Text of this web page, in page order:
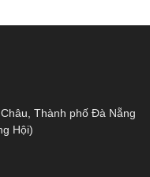
Thành phố Đà Nẵng
Hội)